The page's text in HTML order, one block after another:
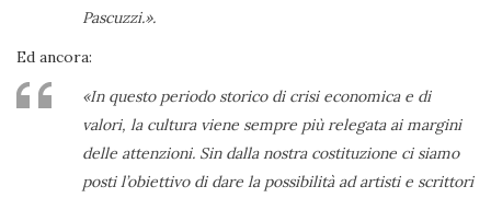
Pascuzzi.».
Ed ancora:
«In questo periodo storico di crisi economica e di
valori, la cultura viene sempre più relegata ai margini
delle attenzioni. Sin dalla nostra costituzione ci siamo
posti l’obiettivo di dare la possibilità ad artisti e scrittori